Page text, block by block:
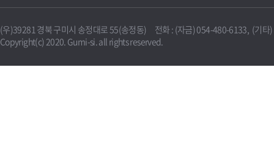
(우)39281 경북 구미시 송정대로 55(송정동) 전화 : (자금) 054-480-6133, (기타
Copyright(c) 2020. Gumi-si. all rights reserved.